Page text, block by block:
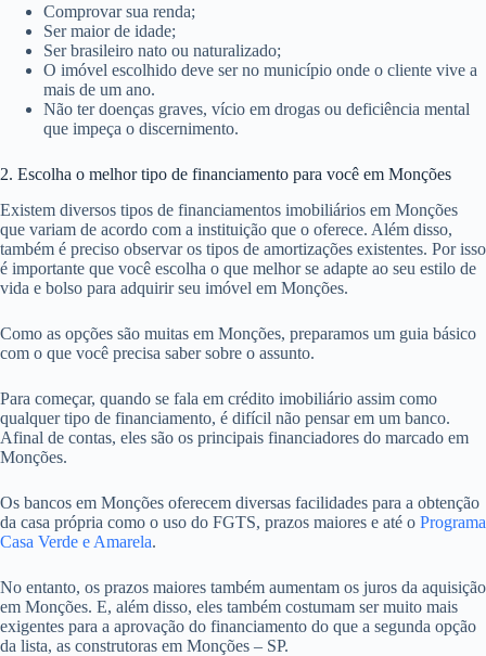
Comprovar sua renda;
Ser maior de idade;
Ser brasileiro nato ou naturalizado;
O imóvel escolhido deve ser no município onde o cliente vive a
mais de um ano.
Não ter doenças graves, vício em drogas ou deficiência mental
que impeça o discernimento.
2. Escolha o melhor tipo de financiamento para você em Monções
Existem diversos tipos de financiamentos imobiliários em Monções
que variam de acordo com a instituição que o oferece. Além disso,
também é preciso observar os tipos de amortizações existentes. Por isso
é importante que você escolha o que melhor se adapte ao seu estilo de
vida e bolso para adquirir seu imóvel em Monções.
Como as opções são muitas em Monções, preparamos um guia básico
com o que você precisa saber sobre o assunto.
Para começar, quando se fala em crédito imobiliário assim como
qualquer tipo de financiamento, é difícil não pensar em um banco.
Afinal de contas, eles são os principais financiadores do marcado em
Monções.
Os bancos em Monções oferecem diversas facilidades para a obtenção
da casa própria como o uso do FGTS, prazos maiores e até o Programa
Casa Verde e Amarela.
No entanto, os prazos maiores também aumentam os juros da aquisição
em Monções. E, além disso, eles também costumam ser muito mais
exigentes para a aprovação do financiamento do que a segunda opção
da lista, as construtoras em Monções – SP.